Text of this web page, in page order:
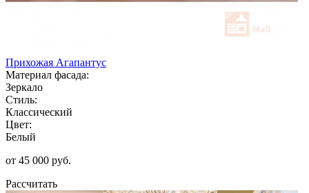
Прихожая Агапантус
Материал фасада:
Зеркало
Стиль:
Классический
Цвет:
Белый
от 45 000 руб.
Рассчитать